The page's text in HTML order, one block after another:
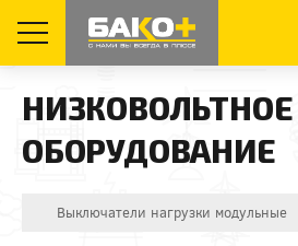
НИЗКОВОЛЬТНОЕ
ОБОРУДОВАНИЕ
Выключатели нагрузки модульные